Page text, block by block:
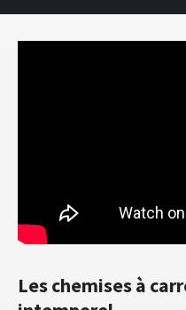
Les chemises à